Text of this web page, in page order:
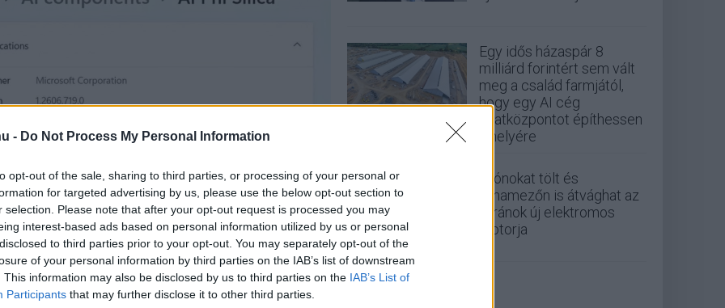
- Do Not Process My Personal Information
opt-out of the sale, sharing to third parties, or processing of your personal or
for targeted advertising by us, please use the below opt-out section to
selection. Please note that after your opt-out request is processed you may
interest-based ads based on personal information utilized by us or personal
to third parties prior to your opt-out. You may separately opt-out of the
of your personal information by third parties on the IAB’s list of downstream
This information may also be disclosed by us to third parties on the IAB’s List of
Participants that may further disclose it to other third parties.
rendszer ilyen szintű kipucolását, akkor azzal
Egy idős házaspár 8
milliárd forintért sem vált
meg a család farmjától,
hogy egy AI cég
adatközpontot építhessen
a helyére
Drónokat tölt és
aknamezőn is átvághat az
ukránok új elektromos
motorja